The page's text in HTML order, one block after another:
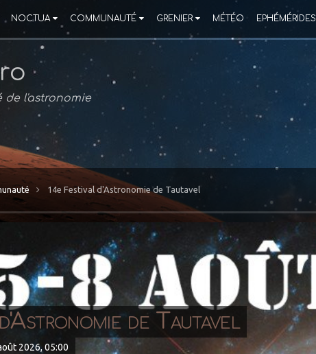
NOCTUA COMMUNAUTÉ GRENIER MÉTÉO EPHÉMÉRIDES
de l'astronomie
14e Festival d'Astronomie de Tautavel
de Tautavel
2026,05:00